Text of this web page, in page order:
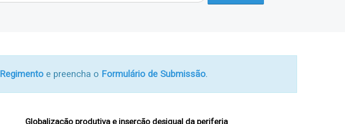
Regimento e preencha o Formulário de Submissão.
Globalização produtiva e inserção desigual da periferia